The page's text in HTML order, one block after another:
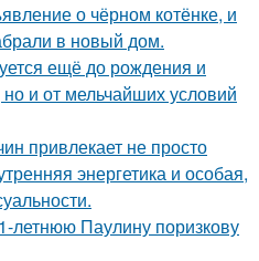
о чёрном котёнке, и
в новый дом.
ещё до рождения и
но и от мельчайших условий
привлекает не просто
энергетика и особая,
летнюю Паулину поризкову